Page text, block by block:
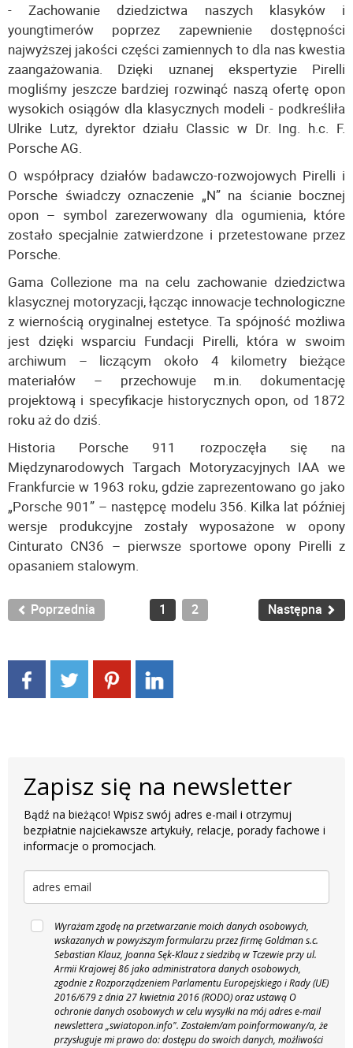
- Zachowanie dziedzictwa naszych klasyków i
youngtimerów poprzez zapewnienie dostępności
najwyższej jakości części zamiennych to dla nas kwestia
zaangażowania. Dzięki uznanej ekspertyzie Pirelli
mogliśmy jeszcze bardziej rozwinąć naszą ofertę opon
wysokich osiągów dla klasycznych modeli - podkreśliła
Ulrike Lutz, dyrektor działu Classic w Dr. Ing. h.c. F.
Porsche AG.
O współpracy działów badawczo-rozwojowych Pirelli i
Porsche świadczy oznaczenie „N” na ścianie bocznej
opon – symbol zarezerwowany dla ogumienia, które
zostało specjalnie zatwierdzone i przetestowane przez
Porsche.
Gama Collezione ma na celu zachowanie dziedzictwa
klasycznej motoryzacji, łącząc innowacje technologiczne
z wiernością oryginalnej estetyce. Ta spójność możliwa
jest dzięki wsparciu Fundacji Pirelli, która w swoim
archiwum – liczącym około 4 kilometry bieżące
materiałów – przechowuje m.in. dokumentację
projektową i specyfikacje historycznych opon, od 1872
roku aż do dziś.
Historia Porsche 911 rozpoczęła się na
Międzynarodowych Targach Motoryzacyjnych IAA we
Frankfurcie w 1963 roku, gdzie zaprezentowano go jako
„Porsche 901” – następcę modelu 356. Kilka lat później
wersje produkcyjne zostały wyposażone w opony
Cinturato CN36 – pierwsze sportowe opony Pirelli z
opasaniem stalowym.
Poprzednia 1 2 Następna
Zapisz się na newsletter
Bądź na bieżąco! Wpisz swój adres e-mail i otrzymuj
bezpłatnie najciekawsze artykuły, relacje, porady fachowe i
informacje o promocjach.
Wyrażam zgodę na przetwarzanie moich danych osobowych,
wskazanych w powyższym formularzu przez firmę Goldman s.c.
Sebastian Klauz, Joanna Sęk-Klauz z siedzibą w Tczewie przy ul.
Armii Krajowej 86 jako administratora danych osobowych,
zgodnie z Rozporządzeniem Parlamentu Europejskiego i Rady (UE)
2016/679 z dnia 27 kwietnia 2016 (RODO) oraz ustawą O
ochronie danych osobowych w celu wysyłki na mój adres e-mail
newslettera „swiatopon.info". Zostałem/am poinformowany/a, że
przysługuje mi prawo do: dostępu do swoich danych, możliwości